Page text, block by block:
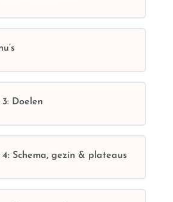
Doelen
4: Schema, gezin & plateaus